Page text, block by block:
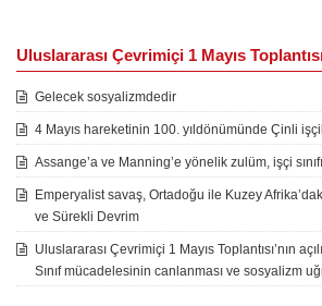
Uluslararası Çevrimiçi 1 Mayıs
Gelecek sosyalizmdedir
4 Mayıs hareketinin 100. yıldönümünde Çinli
Assange’a ve Manning’e yönelik zulüm, işçi
Emperyalist savaş, Ortadoğu ile Kuzey Afrika’daki
ve Sürekli Devrim
Uluslararası Çevrimiçi 1 Mayıs Toplantısı’nın
Sınıf mücadelesinin canlanması ve sosyalizm